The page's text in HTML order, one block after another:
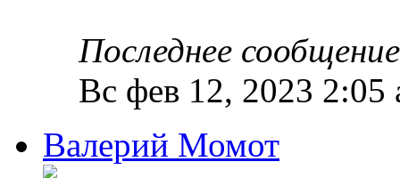
Последнее
Вс фев 12, 2023 2:05
Валерий Момот